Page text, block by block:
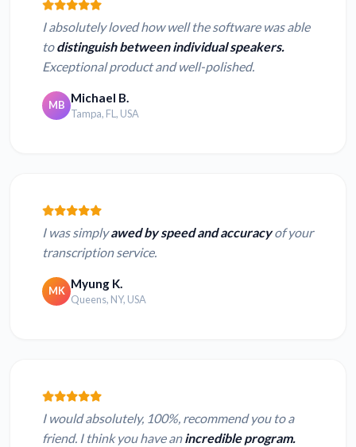
I absolutely loved how well the software was able
todistinguish between individual speakers.
Exceptional product and well-polished.
MB Michael B.
Tampa, FL, USA
I was simplyawed by speed and accuracyof your
transcription service.
MK Myung K.
Queens, NY, USA
I would absolutely, 100%, recommend you to a
friend. I think you have anincredible program.